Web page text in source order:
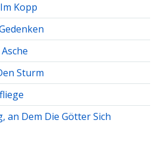
Kopp
Sturm
an Dem Die Götter Sich